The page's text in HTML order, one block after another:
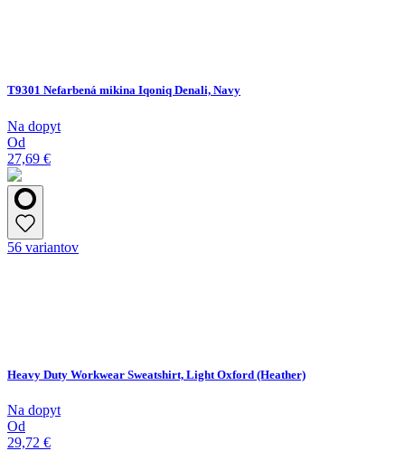
T9301 Nefarbená mikina Iqoniq Denali, Navy
Na dopyt
Od
27,69 €
56 variantov
Heavy Duty Workwear Sweatshirt, Light Oxford (Heather)
Na dopyt
Od
29,72 €